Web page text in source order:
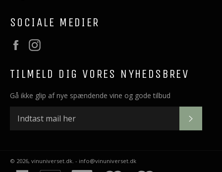
SOCIALE MEDIER
Facebook
TILMELD DIG VORES NYHEDSBREV
Gå ikke glip af nye spændende vine og gode tilbud
© 2026, vinuniverset.dk. - info@vinuniverset.dk